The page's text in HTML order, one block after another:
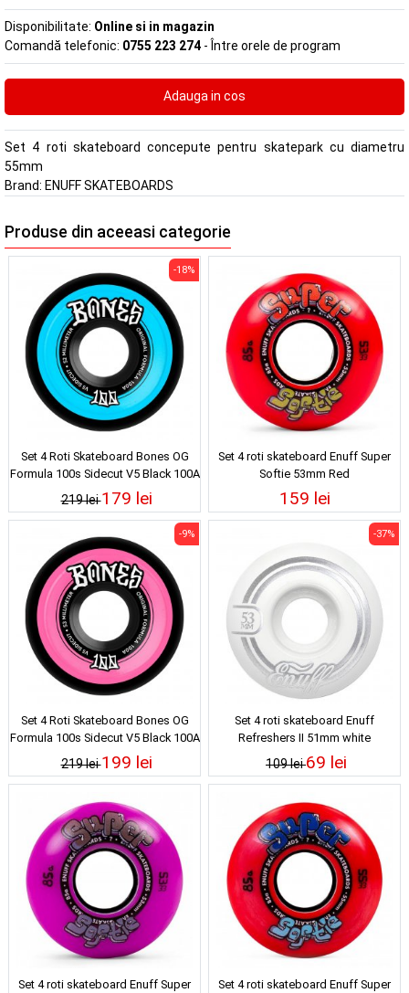
Disponibilitate: Online si in magazin
Comandă telefonic: 0755 223 274 - Între orele de program
Set 4 roti skateboard concepute pentru skatepark cu diametru
55mm
Brand: ENUFF SKATEBOARDS
Produse din aceeasi categorie
Set 4 Roti Skateboard Bones OG
Formula 100s Sidecut V5 Black 100A
52mm
219 lei
-18%
179 lei
Set 4 roti skateboard Enuff Super
Softie 53mm Red
159 lei
Set 4 Roti Skateboard Bones OG
Formula 100s Sidecut V5 Black 100A
53mm
219 lei
-9%
199 lei
Set 4 roti skateboard Enuff
Refreshers II 51mm white
109 lei
-37%
69 lei
Set 4 roti skateboard Enuff Super
Set 4 roti skateboard Enuff Super